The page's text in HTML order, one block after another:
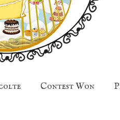
Contest Won